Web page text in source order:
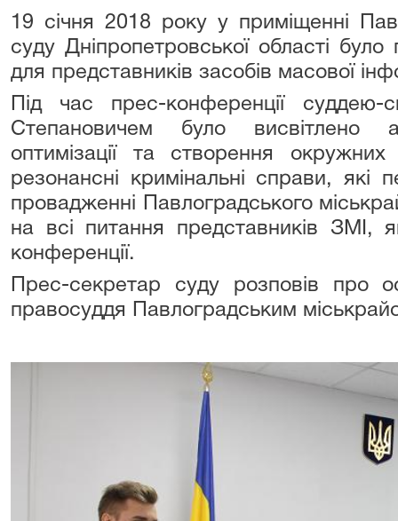
19 січня 2018 року у приміщенні
суду Дніпропетровської області
для представників засобів масової
Під час прес-конференції
Степановичем було висвітлено
оптимізації та створення
резонансні кримінальні справи,
провадженні Павлоградського
на всі питання представників ЗМІ,
конференції.
Прес-секретар суду розповів про
правосуддя Павлоградським